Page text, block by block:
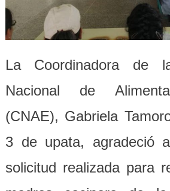
La Coordinadora de
Nacional de
(CNAE), Gabriela
3 de upata, agradeció
solicitud realizada para